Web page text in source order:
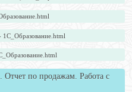
1С_Образование.html
по продажам. Работа с